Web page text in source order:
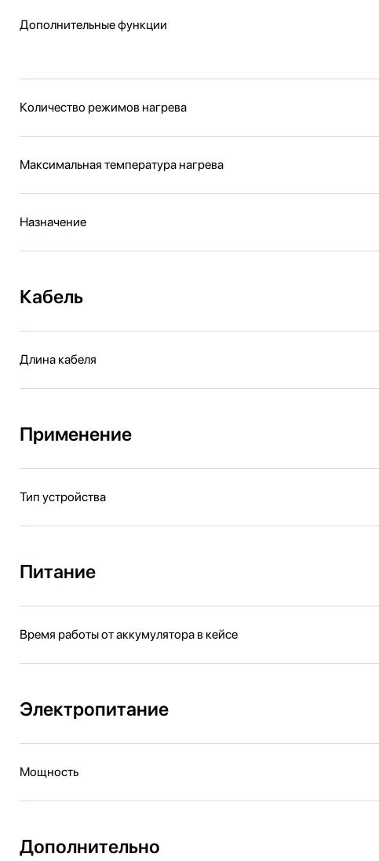
Дополнительные функции
Количество режимов нагрева
Максимальная температура нагрева
Назначение
Кабель
Длина кабеля
Применение
Тип устройства
Питание
Время работы от аккумулятора в кейсе
Электропитание
Мощность
Дополнительно